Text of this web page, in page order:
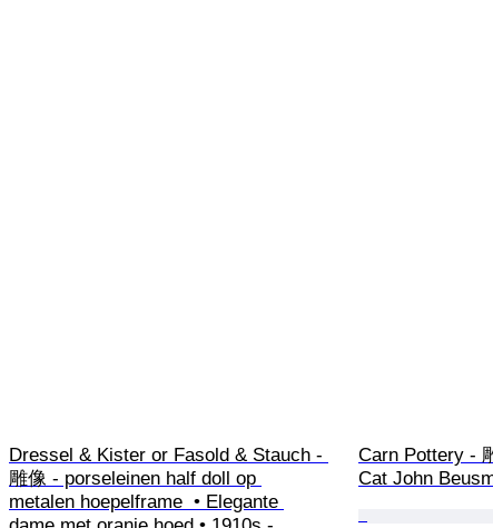
Dressel & Kister or Fasold & Stauch -
雕像 - porseleinen half doll op
metalen hoepelframe  • Elegante
Carn Pottery -
Cat John